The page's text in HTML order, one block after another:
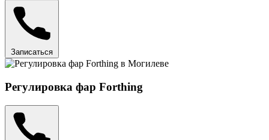
Записаться
Регулировка фар Forthing